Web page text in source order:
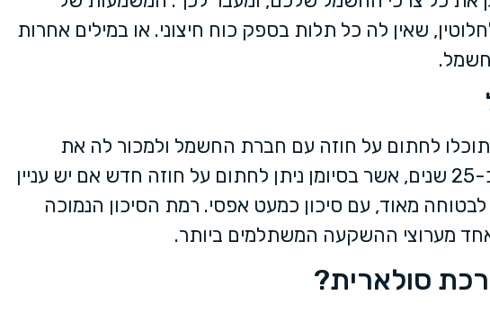
שאין לה כל תלות בספק כוח חיצוני. או במילים אחרות
לחתום על חוזה עם חברת החשמל ולמכור לה את
החשמל העודף שלכם. תוקף החוזה הוא כ-25 שנים, אשר בסיומן ניתן לחתום על חוזה חדש אם יש עניין
מאוד, עם סיכון כמעט אפסי. רמת הסיכון הנמוכה
מערוצי ההשקעה המשתלמים ביותר.
סולארית?